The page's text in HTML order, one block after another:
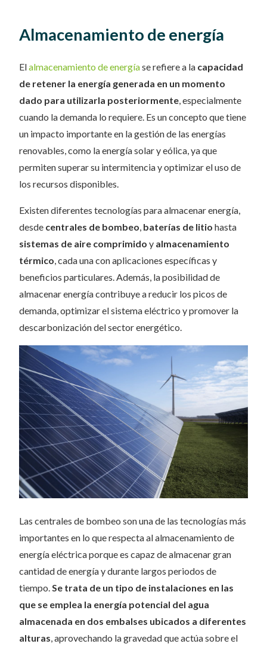
Almacenamiento de energía
Elalmacenamiento de energíase refiere a la capacidad
de retener la energía generada en un momento
dado para utilizarla posteriormente, especialmente
cuando la demanda lo requiere. Es un concepto que tiene
un impacto importante en la gestión de las energías
renovables, como la energía solar y eólica, ya que
permiten superar su intermitencia y optimizar el uso de
los recursos disponibles.
Existen diferentes tecnologías para almacenar energía,
desde centrales de bombeo, baterías de litio hasta
sistemas de aire comprimido y almacenamiento
térmico, cada una con aplicaciones específicas y
beneficios particulares. Además, la posibilidad de
almacenar energía contribuye a reducir los picos de
demanda, optimizar el sistema eléctrico y promover la
descarbonización del sector energético.
Las centrales de bombeo son una de las tecnologías más
importantes en lo que respecta al almacenamiento de
energía eléctrica porque es capaz de almacenar gran
cantidad de energía y durante largos periodos de
tiempo.Se trata de un tipo de instalaciones en las
que se emplea la energía potencial del agua
almacenada en dos embalses ubicados a diferentes
alturas, aprovechando la gravedad que actúa sobre el